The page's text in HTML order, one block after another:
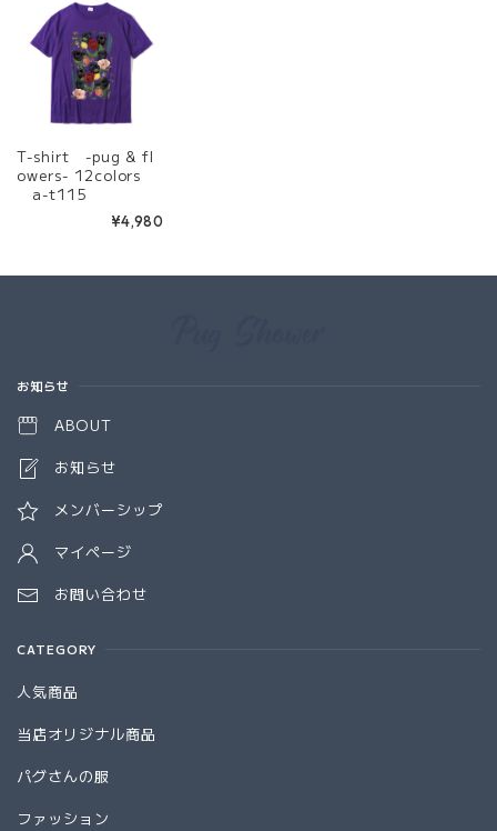
T-shirt -pug & fl
owers- 12colors
a-t115
¥4,980
お知らせ
ABOUT
お知らせ
メンバーシップ
マイページ
お問い合わせ
CATEGORY
人気商品
当店オリジナル商品
パグさんの服
ファッション